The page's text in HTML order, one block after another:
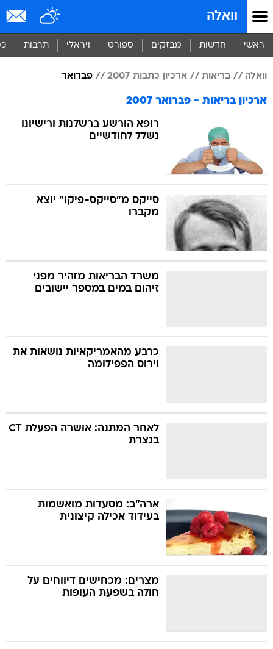
וואלה
ראשי חדשות מבזקים ספורט ויראלי תרבות
וואלה בריאות ארכיון כתבות 2007 פברואר
ארכיון בריאות - פברואר 2007
רופא הורשע ברשלנות ורישיונו
נשלל לחודשיים
סייקס מ"סייקס-פיקו" יוצא
מקברו
משרד הבריאות מזהיר מפני
זיהום במים במספר יישובים
כרבע מהאמריקאיות נושאות את
וירוס הפפילומה
לאחר המתנה: אושרה הפעלת CT
בנצרת
ארה"ב: מסעדות מואשמות
בעידוד אכילה קיצונית
מצרים: מכחישים דיווחים על
חולה בשפעת העופות